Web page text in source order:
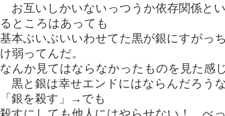
お互いしかいないっつうか依存関係と
るところはあっても
基本ぶいぶいいわせてた黒が銀にすがっ
け弱ってんだ。
なんか見てはならなかったものを見た感
黒と銀は幸せエンドにはならんだろう
「銀を殺す」→でも